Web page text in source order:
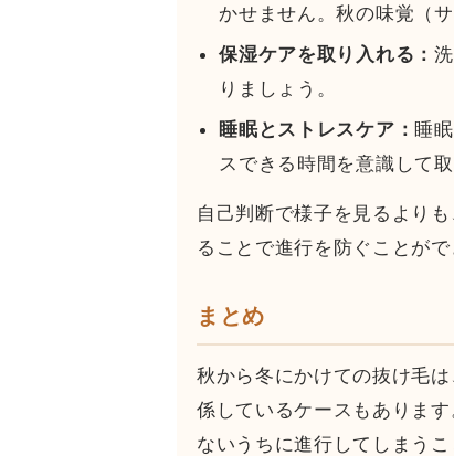
かせません。秋の味覚（
保湿ケアを取り入れる：
りましょう。
睡眠とストレスケア：睡
スできる時間を意識して取
自己判断で様子を見るより
ることで進行を防ぐことがで
まとめ
秋から冬にかけての抜け毛
係しているケースもありま
ないうちに進行してしまうこ